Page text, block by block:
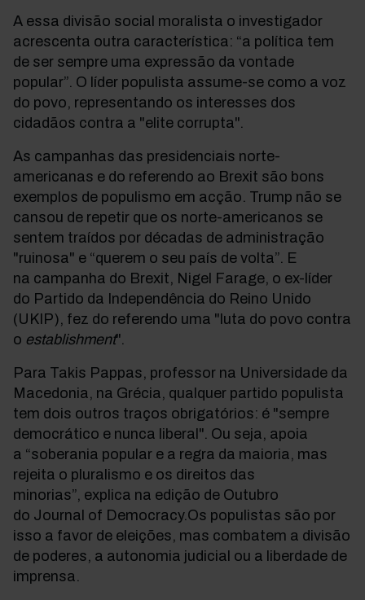
A essa divisão social moralista o investigador
acrescenta outra característica: “a política tem
de ser sempre uma expressão da vontade
popular”. O líder populista assume-se como a voz
do povo, representando os interesses dos
cidadãos contra a "elite corrupta".
As campanhas das presidenciais norte-
americanas e do referendo ao Brexit são bons
exemplos de populismo em acção. Trump não se
cansou de repetir que os norte-americanos se
sentem traídos por décadas de administração
"ruinosa" e “querem o seu país de volta”. E
na campanha do Brexit, Nigel Farage, o ex-líder
do Partido da Independência do Reino Unido
(UKIP), fez do referendo uma "luta do povo contra
o establishment".
Para Takis Pappas, professor na Universidade da
Macedonia, na Grécia, qualquer partido populista
tem dois outros traços obrigatórios: é "sempre
democrático e nunca liberal". Ou seja, apoia
a “soberania popular e a regra da maioria, mas
rejeita o pluralismo e os direitos das
minorias”, explica na edição de Outubro
do Journal of Democracy.Os populistas são por
isso a favor de eleições, mas combatem a divisão
de poderes, a autonomia judicial ou a liberdade de
imprensa.